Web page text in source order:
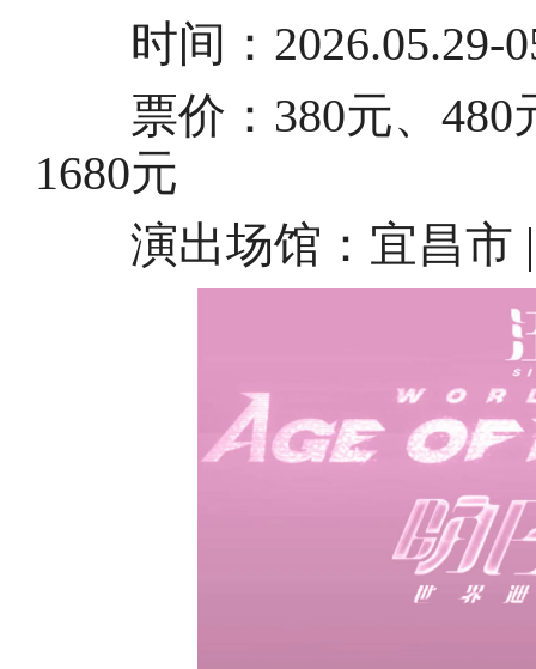
时间：2026.05.29-
票价：380元、480
1680元
演出场馆：宜昌市 |